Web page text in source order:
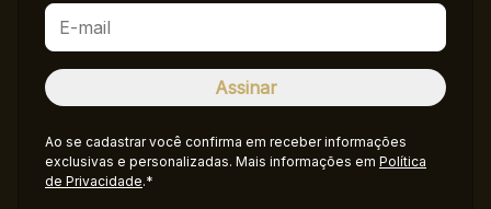
Ao se cadastrar você confirma em receber informações
exclusivas e personalizadas. Mais informações em Política
de Privacidade.*